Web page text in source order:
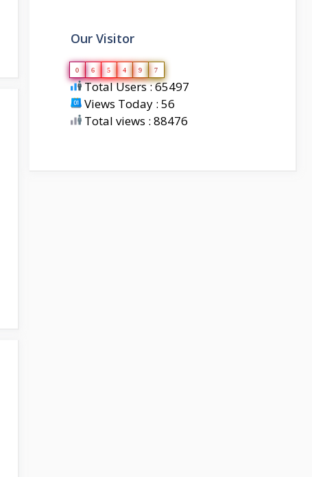
Our Visitor
0 6 5 4 9 7
Total Users : 65497
Views Today : 56
Total views : 88476